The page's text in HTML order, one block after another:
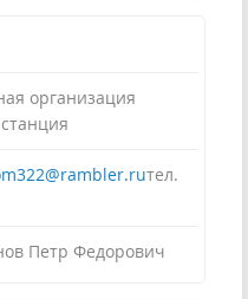
организация
тел.
Петр Федорович